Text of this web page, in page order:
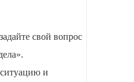
свой вопрос
и